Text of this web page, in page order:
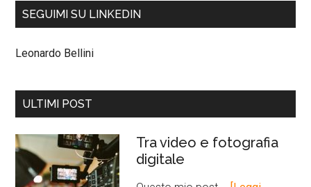
SEGUIMI SU LINKEDIN
Leonardo Bellini
ULTIMI POST
Tra video e fotografia
digitale